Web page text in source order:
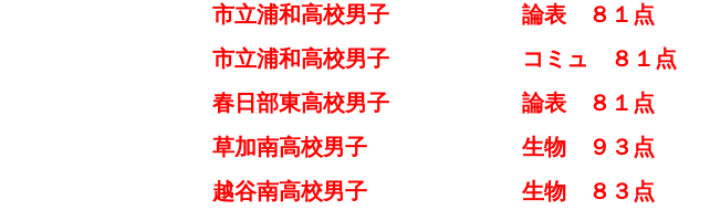
市立浦和高校男子 論表 ８１点
市立浦和高校男子 コミュ ８１点
春日部東高校男子 論表 ８１点
草加南高校男子 生物 ９３点
越谷南高校男子 生物 ８３点